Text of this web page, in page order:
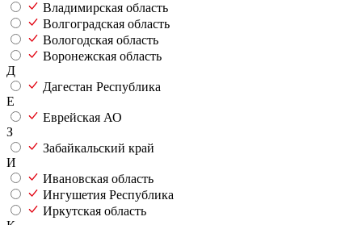
Владимирская область
Волгоградская область
Вологодская область
Воронежская область
Д
Дагестан Республика
Е
Еврейская АО
З
Забайкальский край
И
Ивановская область
Ингушетия Республика
Иркутская область